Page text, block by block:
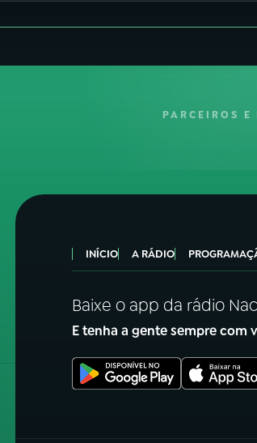
PARCEIROS
INÍCIO A RÁDIO
Baixe o app da rádio
E tenha a gente sempre com